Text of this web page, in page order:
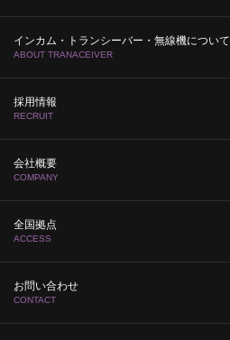
インカム・トランシーバー・無線機について
ABOUT TRANACEIVER
採用情報
RECRUIT
会社概要
COMPANY
全国拠点
ACCESS
お問い合わせ
CONTACT